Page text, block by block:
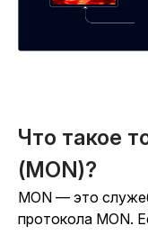
Что такое
(MON)?
MON — это
протокола MON.